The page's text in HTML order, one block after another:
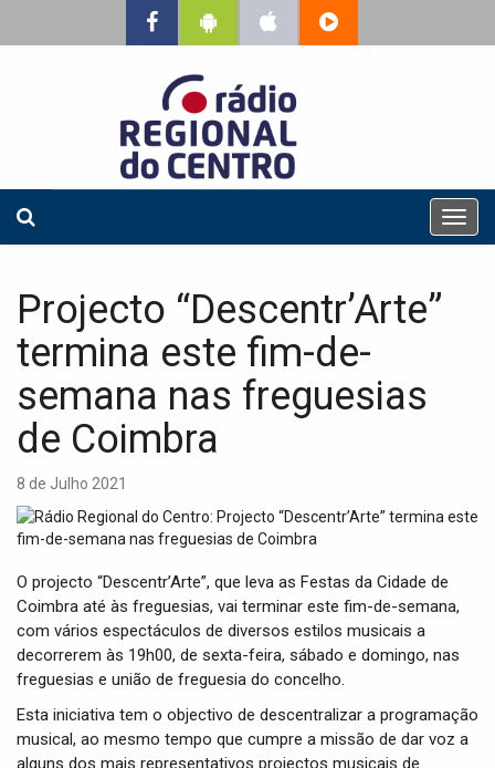
T
o
i
Projecto “Descentr’Arte”
termina este fim-de-
semana nas freguesias
de Coimbra
8 de Julho 2021
O projecto “Descentr’Arte”, que leva as Festas da Cidade de
Coimbra até às freguesias, vai terminar este fim-de-semana,
com vários espectáculos de diversos estilos musicais a
decorrerem às 19h00, de sexta-feira, sábado e domingo, nas
freguesias e união de freguesia do concelho.
Esta iniciativa tem o objectivo de descentralizar a programação
musical, ao mesmo tempo que cumpre a missão de dar voz a
alguns dos mais representativos projectos musicais de